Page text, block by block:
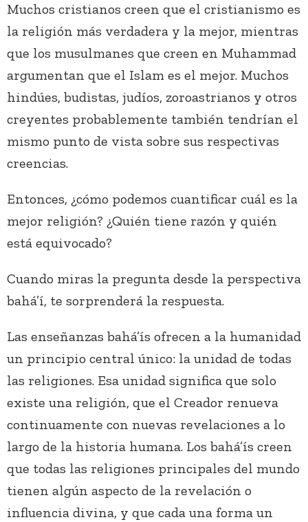
Muchos cristianos creen que el cristianismo es
la religión más verdadera y la mejor, mientras
que los musulmanes que creen en Muhammad
argumentan que el Islam es el mejor. Muchos
hindúes, budistas, judíos, zoroastrianos y otros
creyentes probablemente también tendrían el
mismo punto de vista sobre sus respectivas
creencias.
Entonces, ¿cómo podemos cuantificar cuál es la
mejor religión? ¿Quién tiene razón y quién
está equivocado?
Cuando miras la pregunta desde la perspectiva
bahá’í, te sorprenderá la respuesta.
Las enseñanzas bahá’ís ofrecen a la humanidad
un principio central único: la unidad de todas
las religiones. Esa unidad significa que solo
existe una religión, que el Creador renueva
continuamente con nuevas revelaciones a lo
largo de la historia humana. Los bahá’ís creen
que todas las religiones principales del mundo
tienen algún aspecto de la revelación o
influencia divina, y que cada una forma un